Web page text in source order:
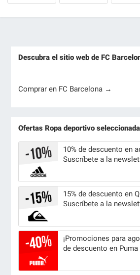
Descubra el sitio web de FC
Comprar en FC Barcelona →
Ofertas Ropa deportivo
10% de descuento en
Suscríbete a la
15% de descuento en
Suscríbete a la
¡Promociones para
de descuento en Puma